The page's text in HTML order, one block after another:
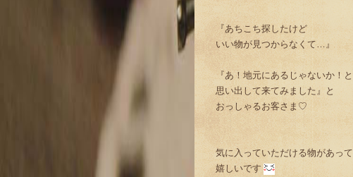
『あちこち探したけど
いい物が見つからなくて…』
『あ！地元にあるじゃないか！と
思い出して来てみました』と
おっしゃるお客さま♡
気に入っていただける物があって
嬉しいです